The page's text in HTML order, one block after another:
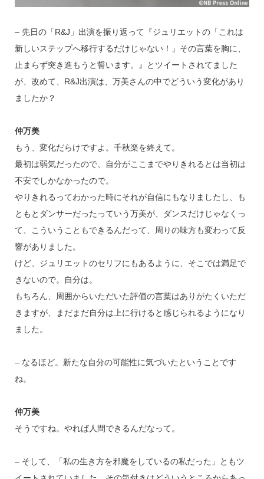
– 先日の「R&J」出演を振り返って『ジュリエットの「これは
新しいステップへ移行するだけじゃない！」その言葉を胸に、
止まらず突き進もうと誓います。』とツイートされてました
が、改めて、R&J出演は、万美さんの中でどういう変化があり
ましたか？
仲万美
もう、変化だらけですよ。千秋楽を終えて。
最初は弱気だったので、自分がここまでやりきれるとは当初は
不安でしかなかったので。
やりきれるってわかった時にそれが自信にもなりましたし、も
ともとダンサーだったっていう万美が、ダンスだけじゃなくっ
て、こういうこともできるんだって、周りの味方も変わって反
響がありました。
けど、ジュリエットのセリフにもあるように、そこでは満足で
きないので。自分は。
もちろん、周囲からいただいた評価の言葉はありがたくいただ
きますが、まだまだ自分は上に行けると感じられるようになり
ました。
– なるほど。新たな自分の可能性に気づいたということです
ね。
仲万美
そうですね。やれば人間できるんだなって。
– そして、「私の生き方を邪魔をしているの私だった」ともツ